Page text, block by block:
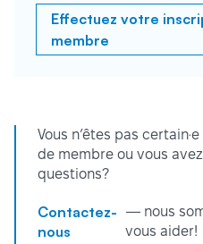
Effectuez votre
membre
Vous n’êtes pas
de membre ou vous
questions?
Contactez-
nous
— nous
vous aider!